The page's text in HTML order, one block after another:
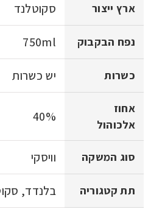
ארץ ייצור סקוטלנד
נפח הבקבוק 750ml
כשרות יש כשרות
אחוז
אלכוהול
40%
סוג המשקה וויסקי
תת קטגוריה בלנדד,